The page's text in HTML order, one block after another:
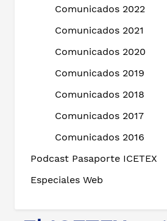
Comunicados 2022
Comunicados 2021
Comunicados 2020
Comunicados 2019
Comunicados 2018
Comunicados 2017
Comunicados 2016
Podcast Pasaporte ICETEX
Especiales Web